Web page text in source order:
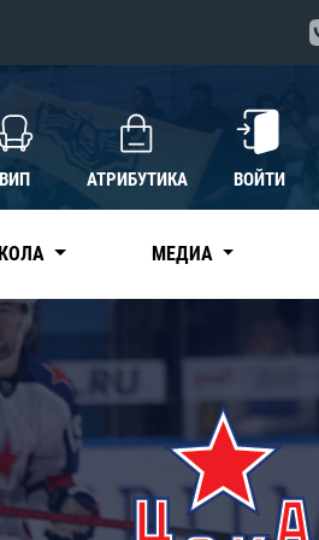
ВИП АТРИБУТИКА ВОЙТИ
МЕДИА